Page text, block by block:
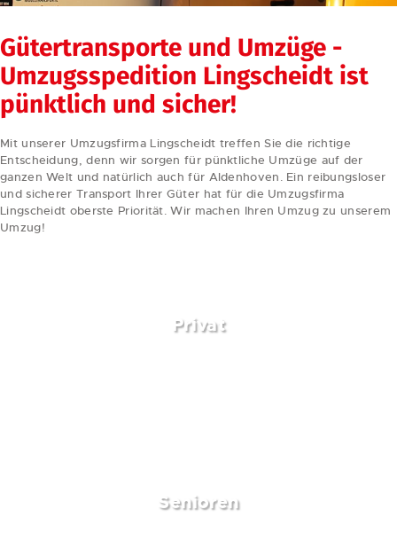
Gütertransporte und Umzüge -
Umzugsspedition Lingscheidt ist
pünktlich und sicher!
Mit unserer Umzugsfirma Lingscheidt treffen Sie die richtige
Entscheidung, denn wir sorgen für pünktliche Umzüge auf der
ganzen Welt und natürlich auch für Aldenhoven. Ein reibungsloser
und sicherer Transport Ihrer Güter hat für die Umzugsfirma
Lingscheidt oberste Priorität. Wir machen Ihren Umzug zu unserem
Umzug!
Privat
weiterlesen
Senioren
weiterlesen